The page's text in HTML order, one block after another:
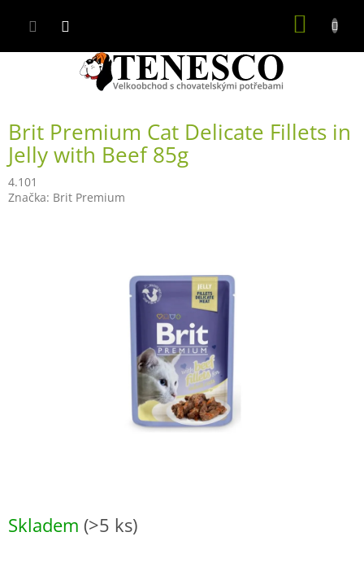
Brit Premium Cat Delicate Fillets in
Jelly with Beef 85g
4.101
Značka: Brit Premium
Skladem (>5 ks)